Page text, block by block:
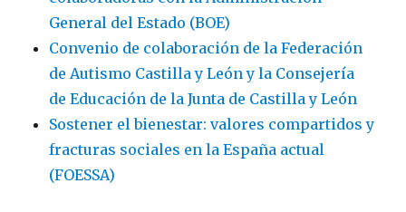
General del Estado (BOE)
Convenio de colaboración de la Federación
de Autismo Castilla y León y la Consejería
de Educación de la Junta de Castilla y León
Sostener el bienestar: valores compartidos y
fracturas sociales en la España actual
(FOESSA)